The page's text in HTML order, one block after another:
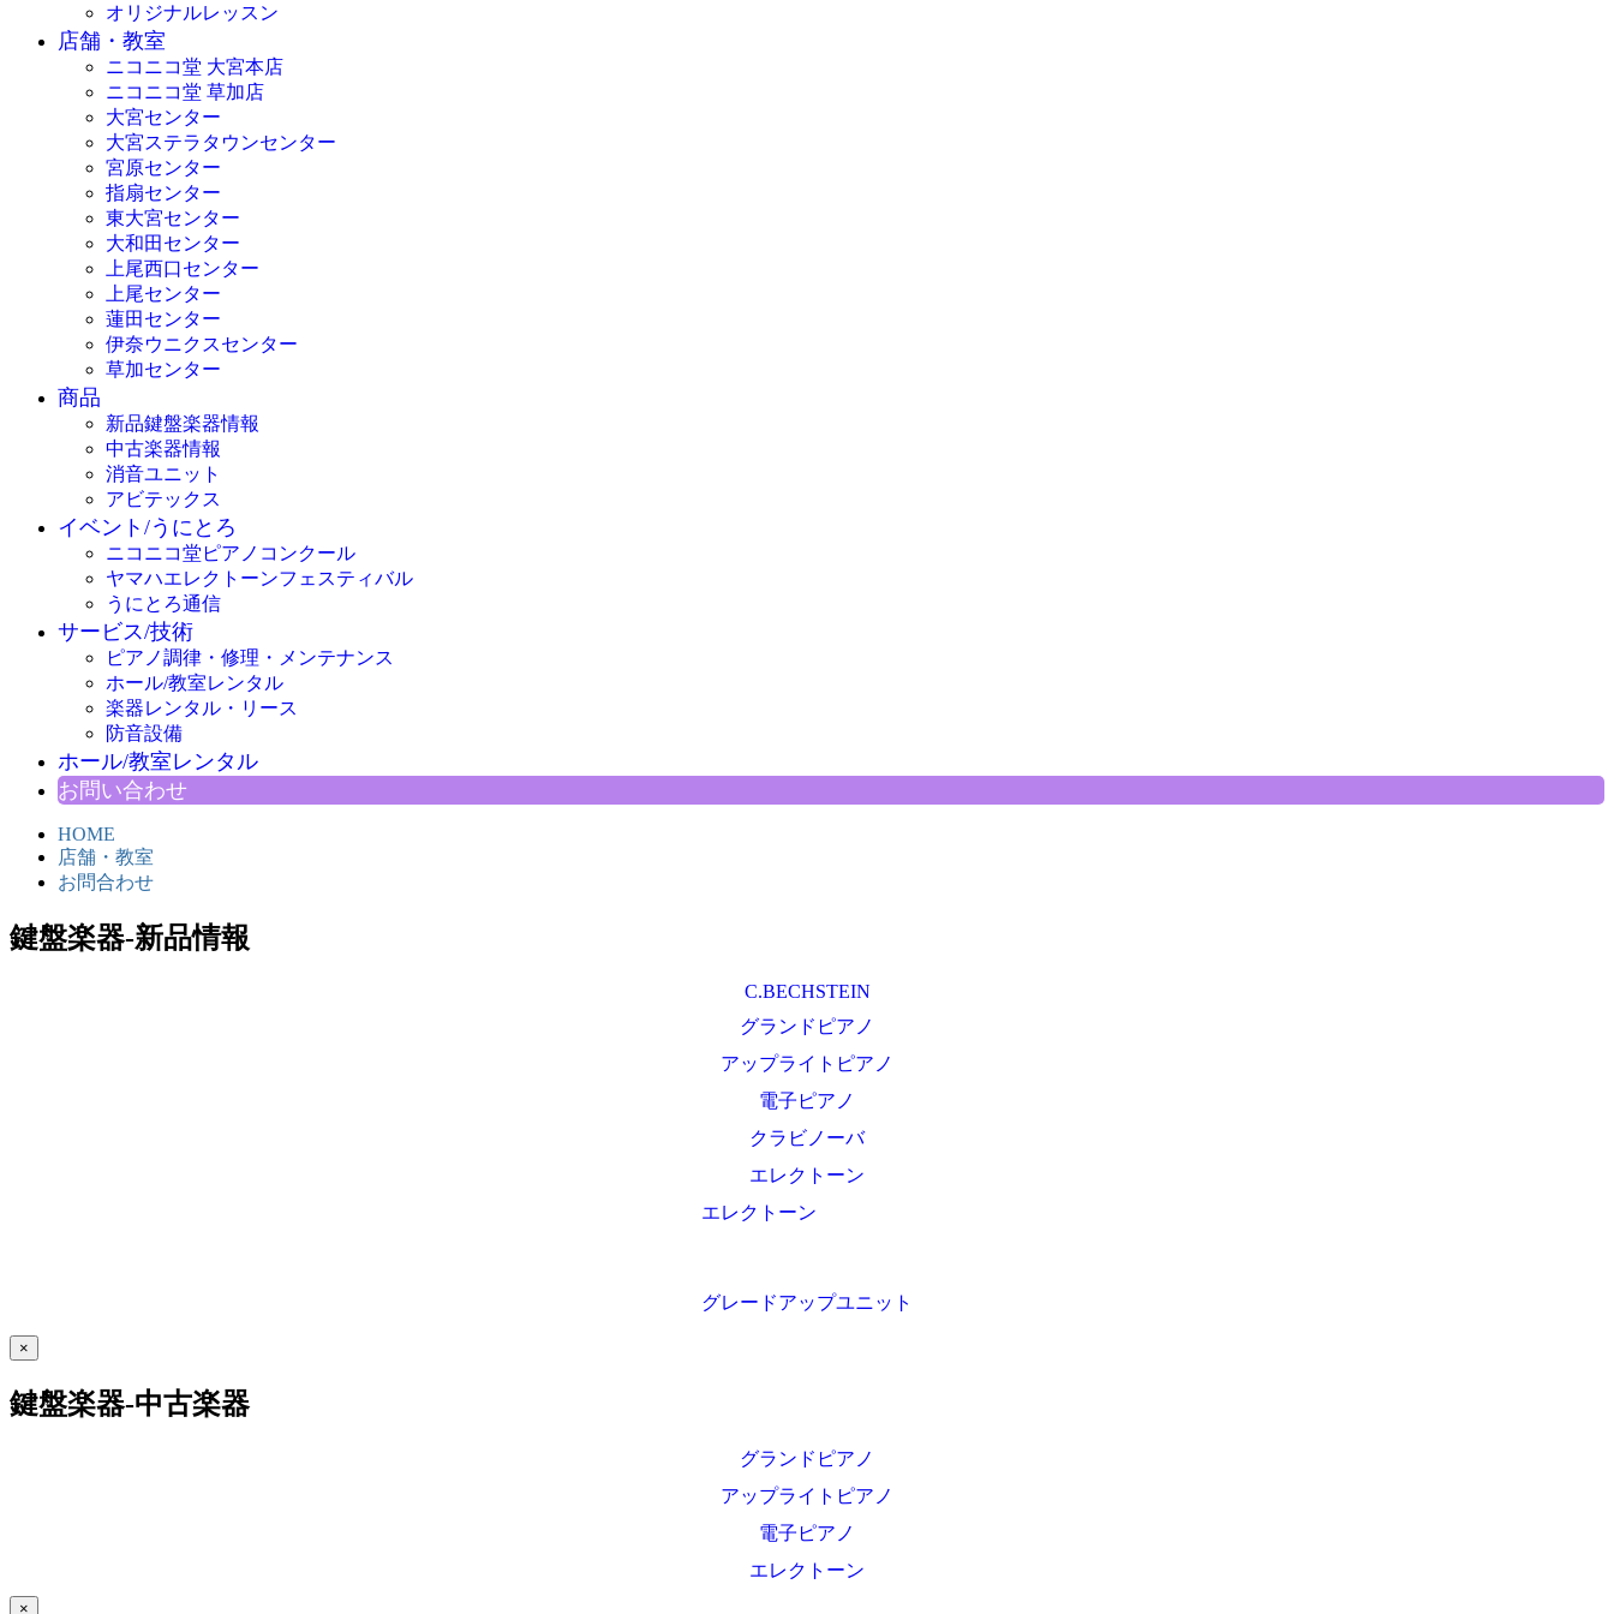
オリジナルレッスン
店舗・教室
ニコニコ堂 大宮本店
ニコニコ堂 草加店
大宮センター
大宮ステラタウンセンター
宮原センター
指扇センター
東大宮センター
大和田センター
上尾西口センター
上尾センター
蓮田センター
伊奈ウニクスセンター
草加センター
商品
新品鍵盤楽器情報
中古楽器情報
消音ユニット
アビテックス
イベント/うにとろ
ニコニコ堂ピアノコンクール
ヤマハエレクトーンフェスティバル
うにとろ通信
サービス/技術
ピアノ調律・修理・メンテナンス
ホール/教室レンタル
楽器レンタル・リース
防音設備
ホール/教室レンタル
お問い合わせ
HOME
店舗・教室
お問合わせ
鍵盤楽器-新品情報
C.BECHSTEIN
グランドピアノ
アップライトピアノ
電子ピアノ
クラビノーバ
エレクトーン
エレクトーン
グレードアップユニット
×
鍵盤楽器-中古楽器
グランドピアノ
アップライトピアノ
電子ピアノ
エレクトーン
×